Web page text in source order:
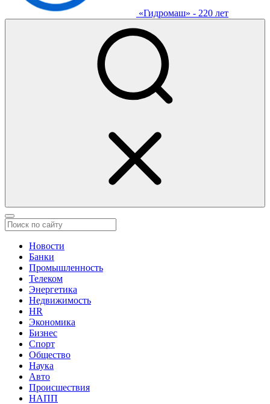
«Гидромаш» - 220 лет
Новости
Банки
Промышленность
Телеком
Энергетика
Недвижимость
HR
Экономика
Бизнес
Спорт
Общество
Наука
Авто
Происшествия
НАПП